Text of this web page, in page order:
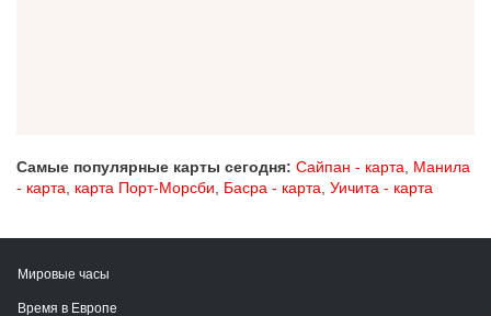
Самые популярные карты сегодня: Сайпан - карта, Манила
- карта, карта Порт-Морсби, Басра - карта, Уичита - карта
Мировые часы
Время в Европе